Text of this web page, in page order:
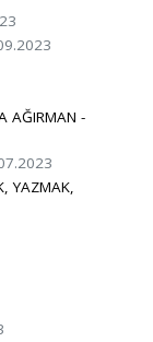
AĞIRMAN -
YAZMAK,